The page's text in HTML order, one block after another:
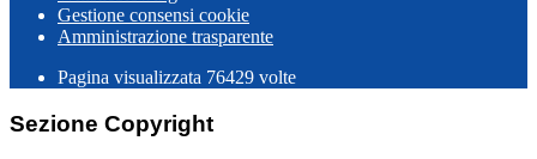
Gestione consensi cookie
Amministrazione trasparente
Pagina visualizzata 76429 volte
Sezione Copyright